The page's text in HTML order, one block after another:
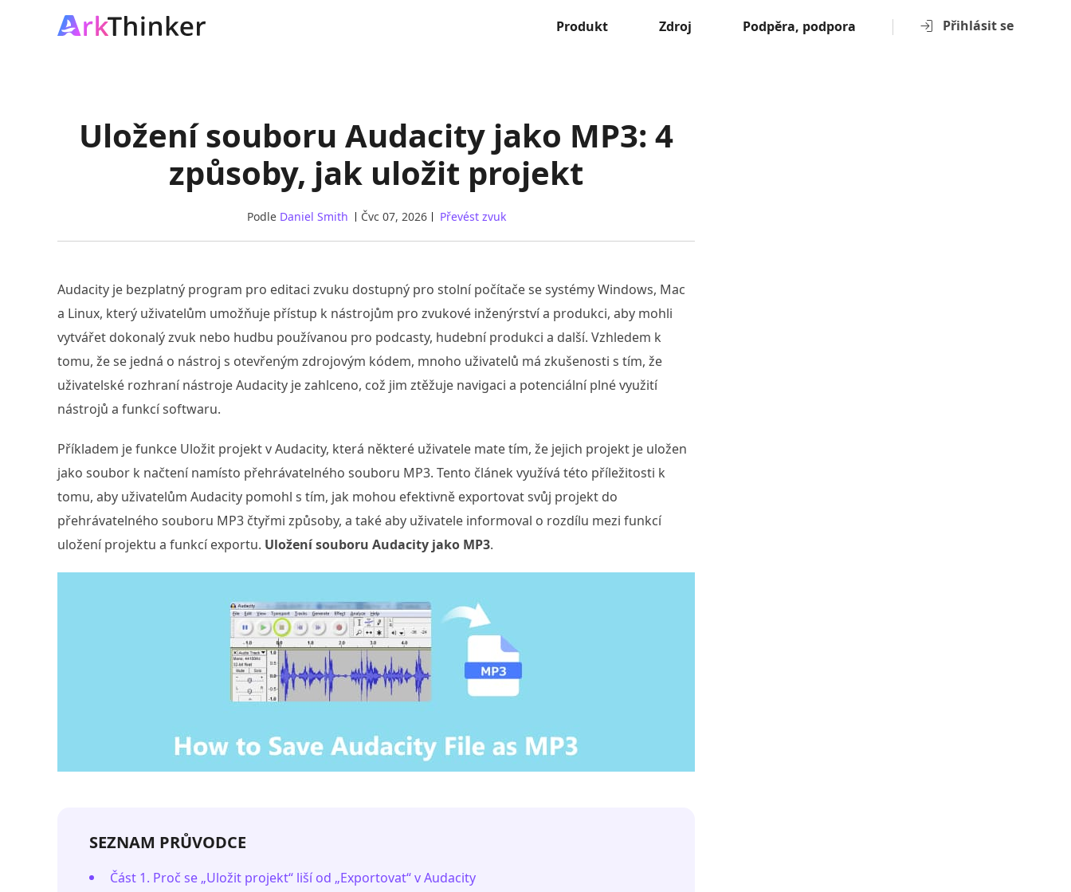
Přihlásit se
Produkt Zdroj Podpěra, podpora
Uložení souboru Audacity jako MP3: 4
způsoby, jak uložit projekt
Podle Daniel Smith Čvc 07, 2026 Převést zvuk
Audacity je bezplatný program pro editaci zvuku dostupný pro stolní počítače se systémy Windows, Mac
a Linux, který uživatelům umožňuje přístup k nástrojům pro zvukové inženýrství a produkci, aby mohli
vytvářet dokonalý zvuk nebo hudbu používanou pro podcasty, hudební produkci a další. Vzhledem k
tomu, že se jedná o nástroj s otevřeným zdrojovým kódem, mnoho uživatelů má zkušenosti s tím, že
uživatelské rozhraní nástroje Audacity je zahlceno, což jim ztěžuje navigaci a potenciální plné využití
nástrojů a funkcí softwaru.
Příkladem je funkce Uložit projekt v Audacity, která některé uživatele mate tím, že jejich projekt je uložen
jako soubor k načtení namísto přehrávatelného souboru MP3. Tento článek využívá této příležitosti k
tomu, aby uživatelům Audacity pomohl s tím, jak mohou efektivně exportovat svůj projekt do
přehrávatelného souboru MP3 čtyřmi způsoby, a také aby uživatele informoval o rozdílu mezi funkcí
uložení projektu a funkcí exportu. Uložení souboru Audacity jako MP3.
SEZNAM PRŮVODCE
Část 1. Proč se „Uložit projekt“ liší od „Exportovat“ v Audacity